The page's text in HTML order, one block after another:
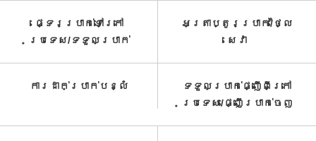
ផ្ទេរប្រាក់ទៅក្រៅ
ប្រទេស/ទទួល​ប្រាក់​
អត្រាប្តូរប្រាក់/ថ្លៃ
សេវា​
ការដាក់ប្រាក់បន្លំ
ទទួលប្រាក់ផ្ញើពីក្រៅ
ប្រទេស/ផ្ញើប្រាក់ចេញ